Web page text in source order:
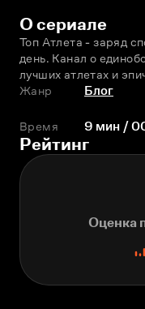
О сериале
Топ Атлета - заряд
день. Канал о
лучших атлетах и
Жанр
Блог
Время 9 мин /
Рейтинг
Оценка